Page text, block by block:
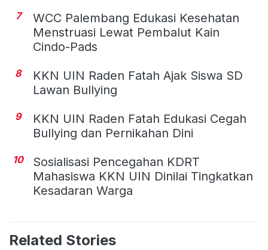
7
WCC Palembang Edukasi Kesehatan
Menstruasi Lewat Pembalut Kain
Cindo-Pads
8
KKN UIN Raden Fatah Ajak Siswa SD
Lawan Bullying
9
KKN UIN Raden Fatah Edukasi Cegah
Bullying dan Pernikahan Dini
10
Sosialisasi Pencegahan KDRT
Mahasiswa KKN UIN Dinilai Tingkatkan
Kesadaran Warga
Related Stories